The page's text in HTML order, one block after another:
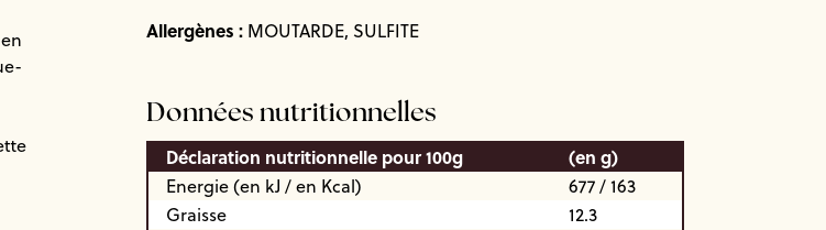
Allergènes : MOUTARDE, SULFITE
Données nutritionnelles
Déclaration nutritionnelle pour 100g (en g)
Energie (en kJ / en Kcal)
677 / 163
Graisse
12.3